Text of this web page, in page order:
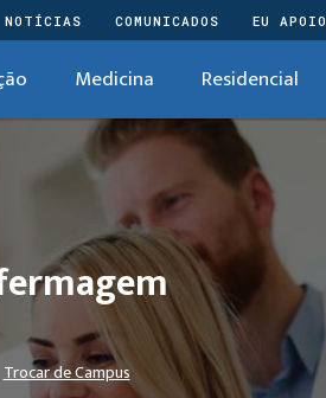
NOTÍCIAS COMUNICADOS EU APOIO
Medicina Residencial
Trocar de Campus